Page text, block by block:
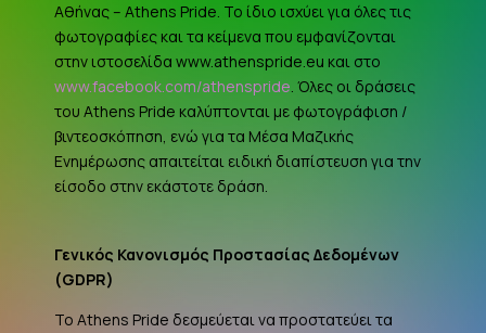
Αθήνας – Athens Pride. Το ίδιο ισχύει για όλες τις
φωτογραφίες και τα κείμενα που εμφανίζονται
στην ιστοσελίδα www.athenspride.eu και στο
www.facebook.com/athenspride. Όλες οι δράσεις
του Athens Pride καλύπτονται με φωτογράφιση /
βιντεοσκόπηση, ενώ για τα Μέσα Μαζικής
Ενημέρωσης απαιτείται ειδική διαπίστευση για την
είσοδο στην εκάστοτε δράση.
Γενικός Κανονισμός Προστασίας Δεδομένων
(GDPR)
Το Athens Pride δεσμεύεται να προστατεύει τα